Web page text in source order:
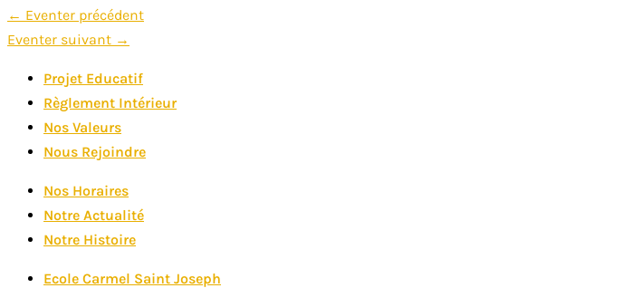
Navigation
de
l’article
← Eventer précédent
Eventer suivant →
Projet Educatif
Règlement Intérieur
Nos Valeurs
Nous Rejoindre
Nos Horaires
Notre Actualité
Notre Histoire
Ecole Carmel Saint Joseph